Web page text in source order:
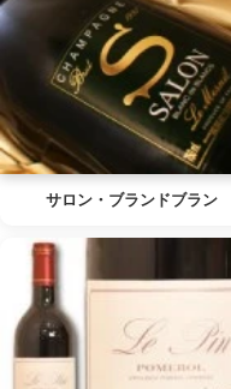
サロン・ブランドブラン